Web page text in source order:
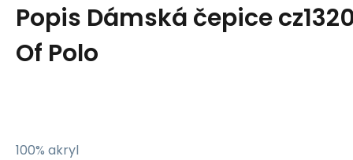
Popis Dámská čepice
Of Polo
100% akryl